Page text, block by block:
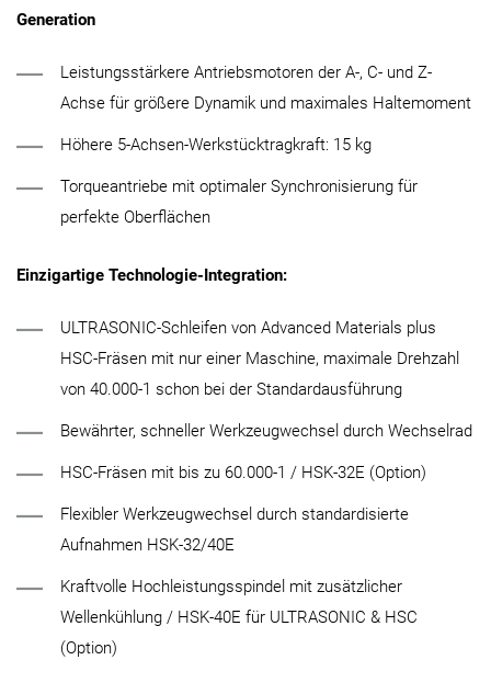
Generation
Leistungsstärkere Antriebsmotoren der A-, C- und Z-
Achse für größere Dynamik und maximales Haltemoment
Höhere 5-Achsen-Werkstücktragkraft: 15 kg
Torqueantriebe mit optimaler Synchronisierung für
perfekte Oberflächen
Einzigartige Technologie-Integration:
ULTRASONIC-Schleifen von Advanced Materials plus
HSC-Fräsen mit nur einer Maschine, maximale Drehzahl
von 40.000-1 schon bei der Standardausführung
Bewährter, schneller Werkzeugwechsel durch Wechselrad
HSC-Fräsen mit bis zu 60.000-1 / HSK-32E (Option)
Flexibler Werkzeugwechsel durch standardisierte
Aufnahmen HSK-32/40E
Kraftvolle Hochleistungsspindel mit zusätzlicher
Wellenkühlung / HSK-40E für ULTRASONIC & HSC
(Option)